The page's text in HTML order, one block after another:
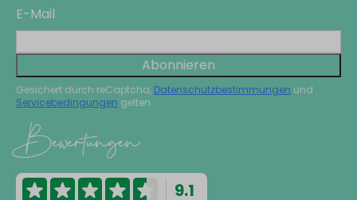
E-Mail
Abonnieren
Gesichert durch reCaptcha, Datenschutzbestimmungen und
Servicebedingungen gelten.
Bewertungen
9.1